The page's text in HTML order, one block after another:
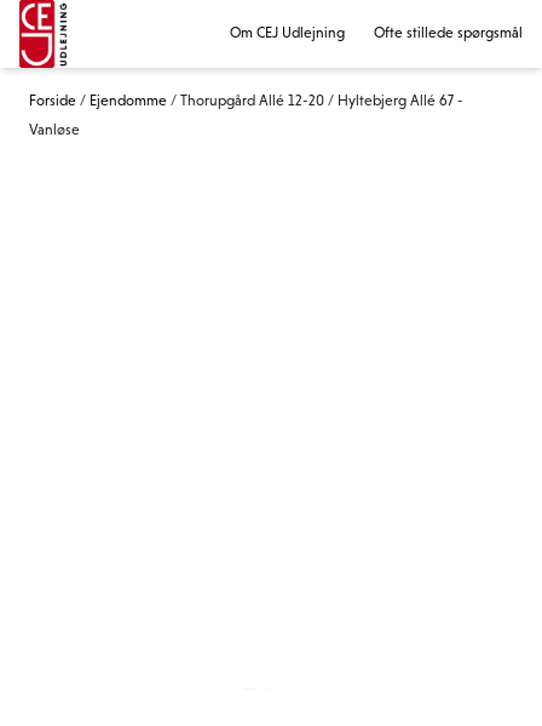
Om CEJ Udlejning Ofte stillede spørgsmål
Forside / Ejendomme /
Thorupgård Allé 12-20 / Hyltebjerg Allé 67 -
Vanløse